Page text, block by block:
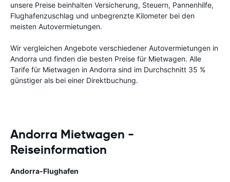
unsere Preise beinhalten Versicherung, Steuern, Pannenhilfe,
Flughafenzuschlag und unbegrenzte Kilometer bei den
meisten Autovermietungen.
Wir vergleichen Angebote verschiedener Autovermietungen in
Andorra und finden die besten Preise für Mietwagen. Alle
Tarife für Mietwagen in Andorra sind im Durchschnitt 35 %
günstiger als bei einer Direktbuchung.
Andorra Mietwagen -
Reiseinformation
Andorra-Flughafen